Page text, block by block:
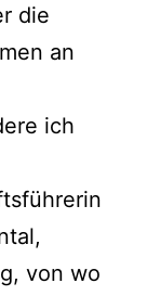
die
an
ich
von wo